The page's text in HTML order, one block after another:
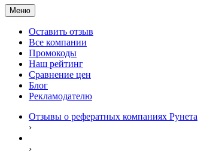
Меню
Оставить отзыв
Все компании
Промокоды
Наш рейтинг
Сравнение цен
Блог
Рекламодателю
Отзывы о рефератных компаниях Рунета
›
›